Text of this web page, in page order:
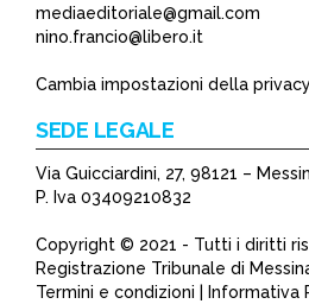
mediaeditoriale@gmail.com
nino.francio@libero.it
Cambia impostazioni della privacy
SEDE LEGALE
Via Guicciardini, 27, 98121 –
P. Iva 03409210832
Copyright © 2021 - Tutti i diritti
Registrazione Tribunale di
Termini e condizioni | Informativa